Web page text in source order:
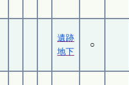
遺跡
地下
○